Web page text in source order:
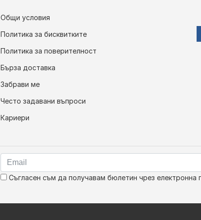
Общи условия
Политика за бисквитките
Политика за поверителност
Бърза доставка
Забрави ме
Често задавани въпроси
Кариери
Съгласен съм да получавам бюлетин чрез електронна